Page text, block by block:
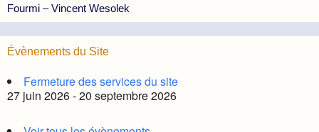
Fourmi – Vincent Wesolek
Évènements du Site
Fermeture des services du site
27 juin 2026 - 20 septembre 2026